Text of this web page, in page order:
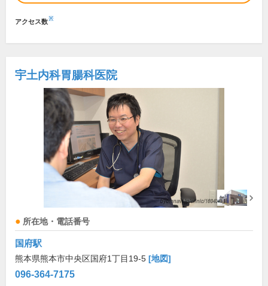
アクセス数※
宇土内科胃腸科医院
所在地・電話番号
国府駅
熊本県熊本市中央区国府1丁目19-5 [地図]
096-364-7175